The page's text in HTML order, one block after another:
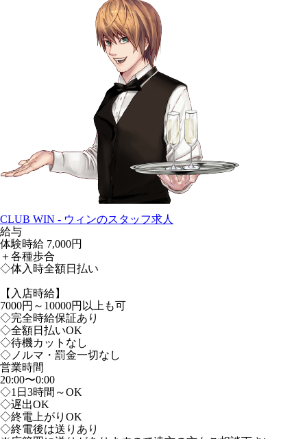
CLUB WIN - ウィンのスタッフ求人
給与
体験時給 7,000円
＋各種歩合
◇体入時全額日払い
【入店時給】
7000円～10000円以上も可
◇完全時給保証あり
◇全額日払いOK
◇待機カットなし
◇ノルマ・罰金一切なし
営業時間
20:00〜0:00
◇1日3時間～OK
◇遅出OK
◇終電上がりOK
◇終電後は送りあり